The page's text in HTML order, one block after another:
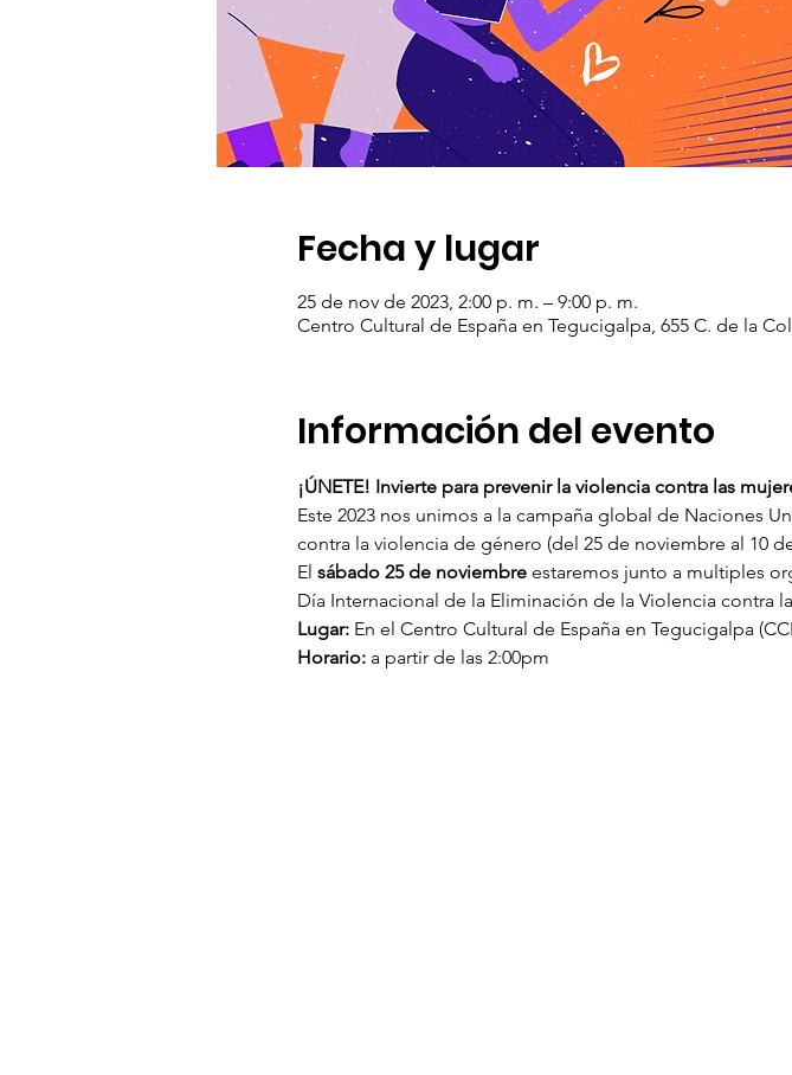
Fecha y lugar
25 de nov de 2023, 2:00 p. m. – 9:00 p. m.
Centro Cultural de España en Tegucigalpa, 655 C. de la
Información del evento
¡ÚNETE! Invierte para prevenir la violencia contra las
Este 2023 nos unimos a la campaña global de Naciones
contra la violencia de género (del 25 de noviembre al 10
El sábado 25 de noviembre estaremos junto a multiples
Día Internacional de la Eliminación de la Violencia contra
Lugar: En el Centro Cultural de España en Tegucigalpa
Horario: a partir de las 2:00pm